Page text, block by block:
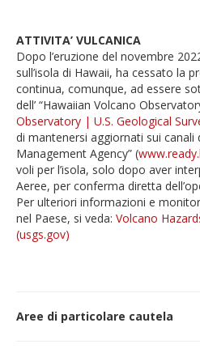
ATTIVITA’ VULCANICA
Dopo l’eruzione del novembre
sull’isola di Hawaii, ha cessato la
continua, comunque, ad essere
dell’ “Hawaiian Volcano
Observatory | U.S. Geological
di mantenersi aggiornati sui canali
Management Agency” (
voli per l’isola, solo dopo aver
Aeree, per conferma diretta
Per ulteriori informazioni e
nel Paese, si veda: Volcano
(usgs.gov)
Aree di particolare cautela